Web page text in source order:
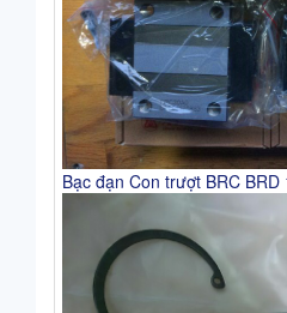
Bạc đạn Con trượt BRC